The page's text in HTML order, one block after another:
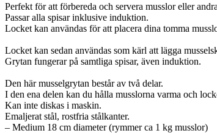
Perfekt för att förbereda och servera musslor eller
Passar alla spisar inklusive induktion.
Locket kan användas för att placera dina tomma
Locket kan sedan användas som kärl att lägga
Grytan fungerar på samtliga spisar, även induktion.
Den här musselgrytan består av två delar.
I den ena delen kan du hålla musslorna varma och
Kan inte diskas i maskin.
Emaljerat stål, rostfria stålkanter.
– Medium 18 cm diameter (rymmer ca 1 kg musslor)